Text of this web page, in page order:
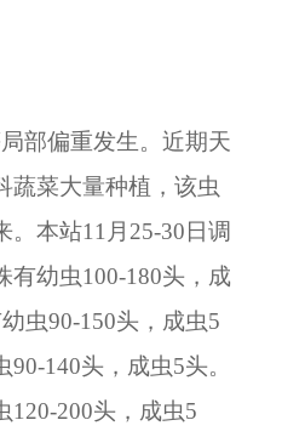
部偏重发生。近期天
蔬菜大量种植，该虫
。本站11月25-30日调
有幼虫100-180头，成
虫90-150头，成虫5
140头，成虫5头。
120-200头，成虫5